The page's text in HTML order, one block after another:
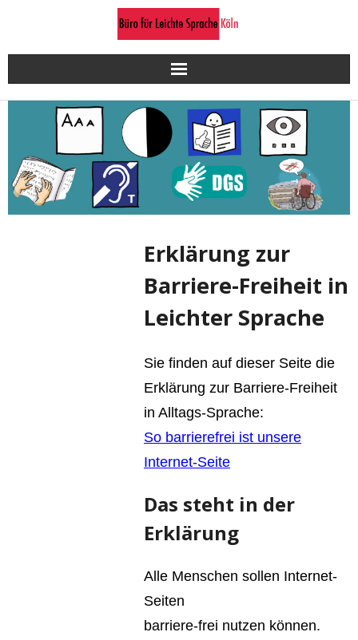
content
Erklärung zur
Barriere-Freiheit in
Leichter Sprache
Sie finden auf dieser Seite die
Erklärung zur Barriere-Freiheit
in Alltags-Sprache:
So barrierefrei ist unsere
Internet-Seite
Das steht in der
Erklärung
Alle Menschen sollen Internet-
Seiten
barriere-frei nutzen können.